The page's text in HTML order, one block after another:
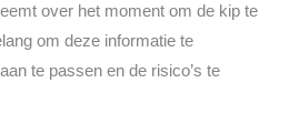
over het moment om de kip te
om deze informatie te
te passen en de risico’s te